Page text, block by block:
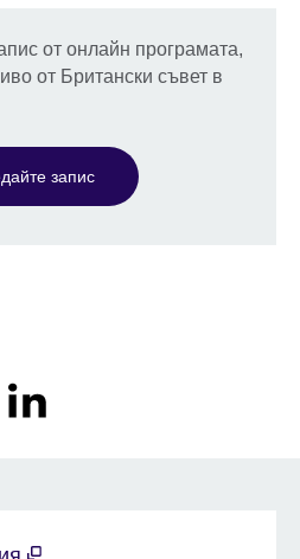
от онлайн програмата,
от Британски съвет в
запис